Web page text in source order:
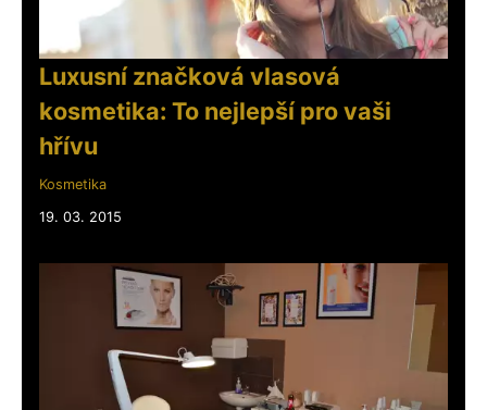
Luxusní značková vlasová
kosmetika: To nejlepší pro vaši
hřívu
Kosmetika
19. 03. 2015